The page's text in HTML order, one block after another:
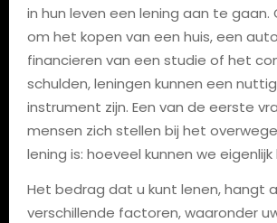
in hun leven een lening aan te
om het kopen van een huis, een
financieren van een studie of het
schulden, leningen kunnen een
instrument zijn. Een van de eerste
mensen zich stellen bij het
lening is: hoeveel kunnen we eigenlijk
Het bedrag dat u kunt lenen, hangt
verschillende factoren, waaronder